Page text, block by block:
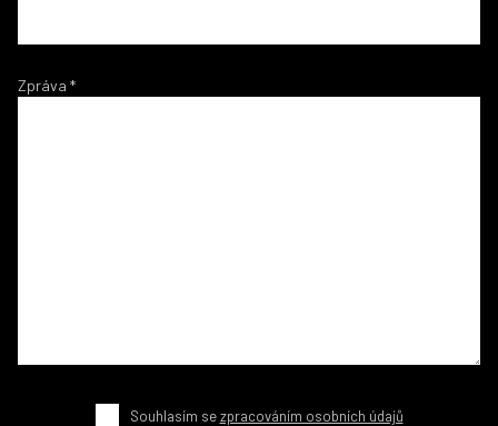
Zpráva *
Souhlasím sezpracováním osobních údajů